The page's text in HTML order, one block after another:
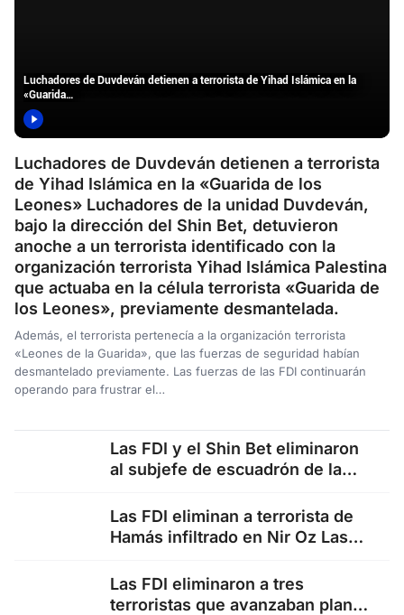
Luchadores de Duvdeván detienen a terrorista de Yihad Islámica en la
«Guarida…
Luchadores de Duvdeván detienen a terrorista
de Yihad Islámica en la «Guarida de los
Leones» Luchadores de la unidad Duvdeván,
bajo la dirección del Shin Bet, detuvieron
anoche a un terrorista identificado con la
organización terrorista Yihad Islámica Palestina
que actuaba en la célula terrorista «Guarida de
los Leones», previamente desmantelada.
Además, el terrorista pertenecía a la organización terrorista
«Leones de la Guarida», que las fuerzas de seguridad habían
desmantelado previamente. Las fuerzas de las FDI continuarán
operando para frustrar el…
Las FDI y el Shin Bet eliminaron
al subjefe de escuadrón de la
Las FDI eliminan a terrorista de
Hamás infiltrado en Nir Oz Las
Las FDI eliminaron a tres
terroristas que avanzaban planes